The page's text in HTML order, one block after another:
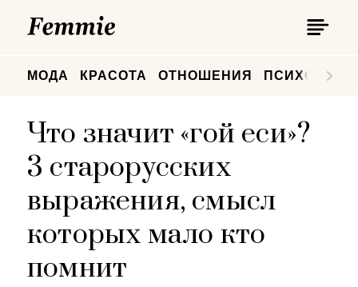
МОДА КРАСОТА ОТНОШЕНИЯ
Что значит «гой еси»?
3 старорусских
выражения, смысл
которых мало кто
помнит